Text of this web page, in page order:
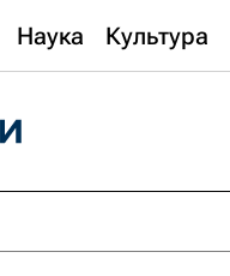
Наука Культура